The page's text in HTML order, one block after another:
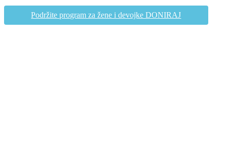
Podržite program za žene i devojke DONIRAJ